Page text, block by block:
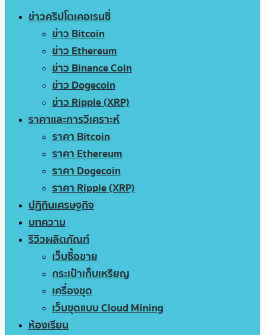
ข่าวคริปโตเคอเรนซี่
ข่าว Bitcoin
ข่าว Ethereum
ข่าว Binance Coin
ข่าว Dogecoin
ข่าว Ripple (XRP)
ราคาและการวิเคราะห์
ราคา Bitcoin
ราคา Ethereum
ราคา Dogecoin
ราคา Ripple (XRP)
ปฏิทินเศรษฐกิจ
บทความ
รีวิวผลิตภัณฑ์
เว็บซื้อขาย
กระเป๋าเก็บเหรียญ
เครื่องขุด
เว็บขุดแบบ Cloud Mining
ห้องเรียน